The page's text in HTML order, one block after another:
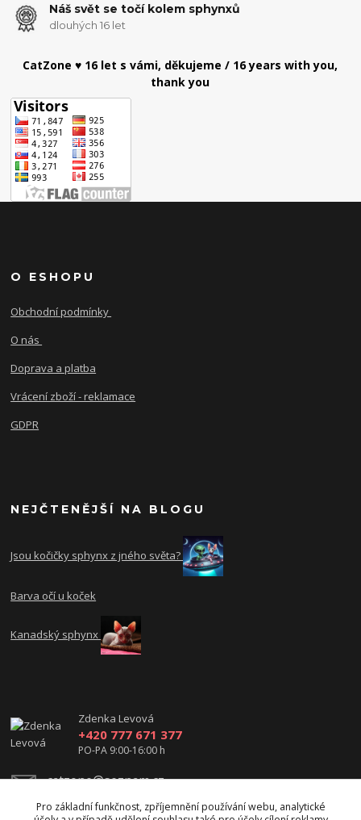
Náš svět se točí kolem sphynxů
dlouhých 16 let
CatZone ♥ 16 let s vámi, děkujeme / 16 years with you,
thank you
O ESHOPU
Obchodní podmínky
O nás
Doprava a platba
Vrácení zboží - reklamace
GDPR
NEJČTENĚJŠÍ NA BLOGU
Jsou kočičky sphynx z jného světa?
Barva očí u koček
Kanadský sphynx
Zdenka Levová
+420 777 671 377
PO-PA 9:00-16:00 h
catzone@seznam.cz
Pro základní funkčnost, zpříjemnění používání webu, analytické